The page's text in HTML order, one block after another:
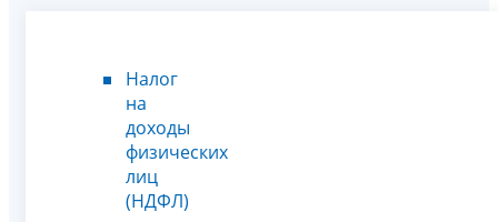
Налог
на
доходы
физических
лиц
(НДФЛ)